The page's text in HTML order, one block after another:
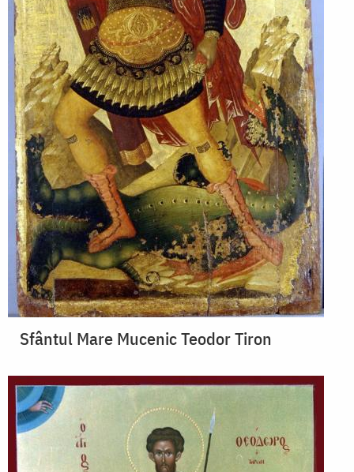
Sfântul Mare Mucenic Teodor Tiron